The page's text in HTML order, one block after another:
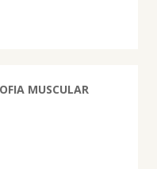
MUSCULAR